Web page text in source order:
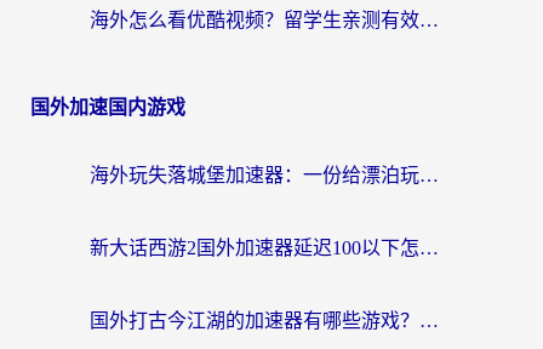
海外怎么看优酷视频？留学生亲测有效的回国加速器选择指南
国外加速国内游戏
海外玩失落城堡加速器：一份给漂泊玩家的网络自救指南
新大话西游2国外加速器延迟100以下怎么办？海外党实测有效的低延迟指南
国外打古今江湖的加速器有哪些游戏？一个海外玩家的终极选择指南